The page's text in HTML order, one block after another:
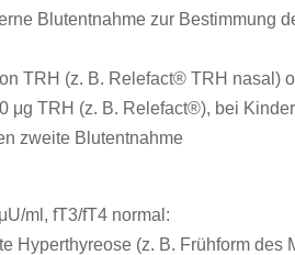
Blutentnahme zur Bestimmung
TRH (z. B. Relefact® TRH nasal)
μg TRH (z. B. Relefact®), bei
zweite Blutentnahme
ml, fT3/fT4 normal:
Hyperthyreose (z. B. Frühform